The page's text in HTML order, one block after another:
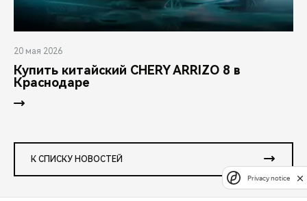
20 мая 2026
Купить китайский CHERY ARRIZO 8 в
Краснодаре
К СПИСКУ НОВОСТЕЙ
Privacy notice